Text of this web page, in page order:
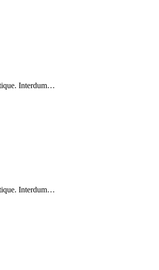
Interdum…
Interdum…